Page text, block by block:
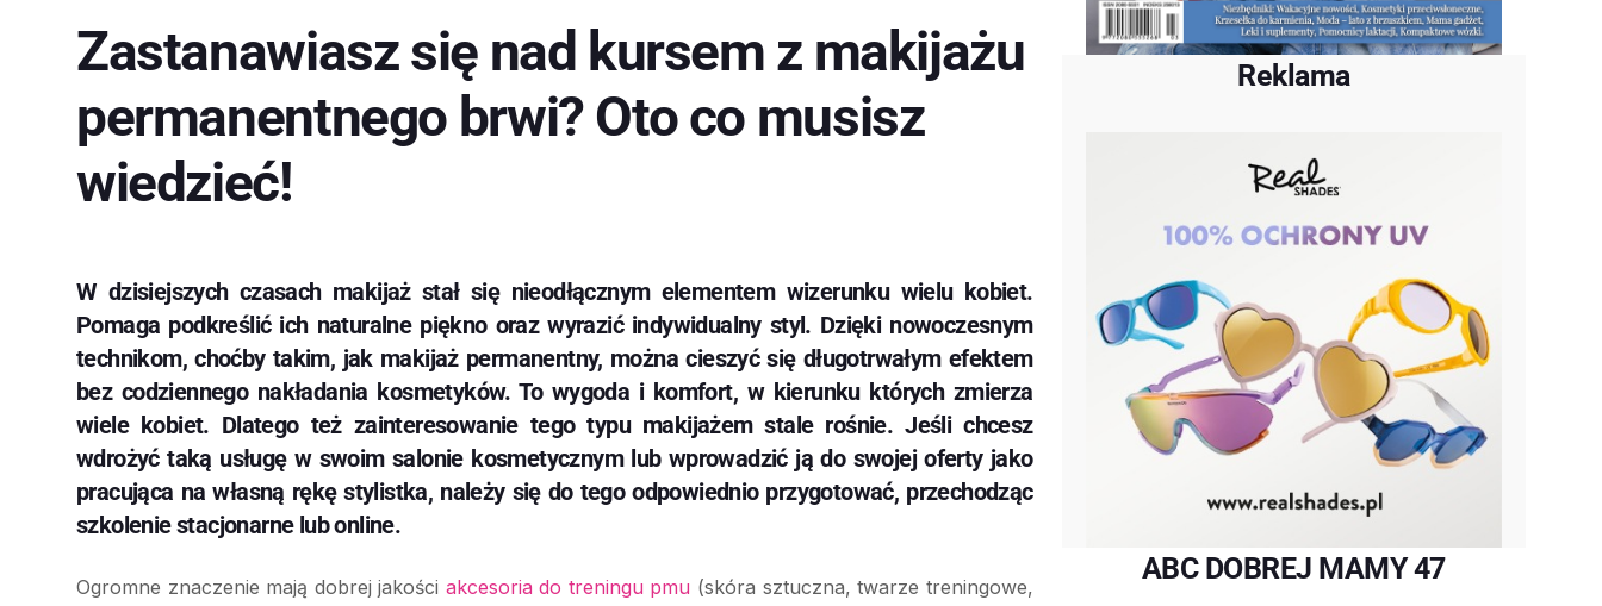
Zastanawiasz się nad kursem z makijażu
permanentnego brwi? Oto co musisz
wiedzieć!
W dzisiejszych czasach makijaż stał się nieodłącznym elementem wizerunku wielu kobiet.
Pomaga podkreślić ich naturalne piękno oraz wyrazić indywidualny styl. Dzięki nowoczesnym
technikom, choćby takim, jak makijaż permanentny, można cieszyć się długotrwałym efektem
bez codziennego nakładania kosmetyków. To wygoda i komfort, w kierunku których zmierza
wiele kobiet. Dlatego też zainteresowanie tego typu makijażem stale rośnie. Jeśli chcesz
wdrożyć taką usługę w swoim salonie kosmetycznym lub wprowadzić ją do swojej oferty jako
pracująca na własną rękę stylistka, należy się do tego odpowiednio przygotować, przechodząc
szkolenie stacjonarne lub online.
Ogromne znaczenie mają dobrej jakości akcesoria do treningu pmu (skóra sztuczna, twarze treningowe,
Reklama
ABC DOBREJ MAMY 47